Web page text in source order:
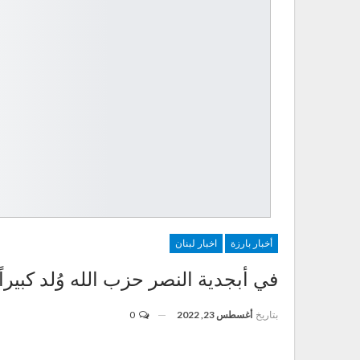
أخبار بارزة اخبار لبنان
في أبجدية النصر حزب الله وُلد
بتاريخ أغسطس 23, 2022